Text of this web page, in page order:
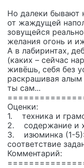
Но далеки бывают
от жаждущей
зовущейся
желания огонь и
А в лабиринтах,
(каких – сейчас
живёшь, себя без
раскрашивая алым
ты сам...
Оценки:
1. техника и
2. содержание и
3. изюминка (1-
соответствие
Комментарий: